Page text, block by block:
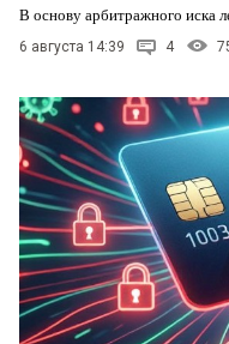
В основу арбитражного иска
6 августа 14:39 4